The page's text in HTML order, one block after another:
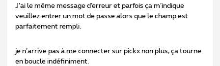
J’ai le même message d’erreur et parfois ça m’indique
veuillez entrer un mot de passe alors que le champ est
parfaitement rempli.
je n’arrive pas à me connecter sur pickx non plus, ça tourne
en boucle indéfiniment.